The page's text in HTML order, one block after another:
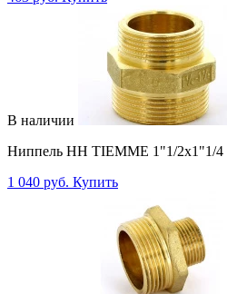
В наличии
Ниппель НН TIEMME 1"1/2x1"1/4
1 040 руб. Купить